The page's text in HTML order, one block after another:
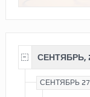
СЕНТЯБРЬ,
СЕНТЯБРЬ 27